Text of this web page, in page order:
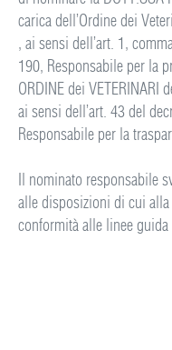
carica dell’Ordine dei
, ai sensi dell’art. 1,
190, Responsabile per la
ORDINE dei VETERINARI
ai sensi dell’art. 43 del
Responsabile per la
Il nominato responsabile
alle disposizioni di cui
conformità alle linee guida